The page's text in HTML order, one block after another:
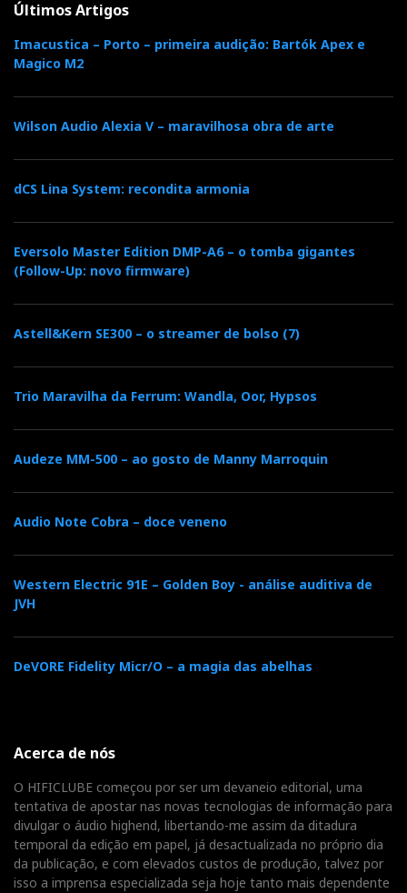
Últimos Artigos
Imacustica – Porto – primeira audição: Bartók Apex e
Magico M2
Wilson Audio Alexia V – maravilhosa obra de arte
dCS Lina System: recondita armonia
Eversolo Master Edition DMP-A6 – o tomba gigantes
(Follow-Up: novo firmware)
Astell&Kern SE300 – o streamer de bolso (7)
Trio Maravilha da Ferrum: Wandla, Oor, Hypsos
Audeze MM-500 – ao gosto de Manny Marroquin
Audio Note Cobra – doce veneno
Western Electric 91E – Golden Boy - análise auditiva de
JVH
DeVORE Fidelity Micr/O – a magia das abelhas
Acerca de nós
O HIFICLUBE começou por ser um devaneio editorial, uma
tentativa de apostar nas novas tecnologias de informação para
divulgar o áudio highend, libertando-me assim da ditadura
temporal da edição em papel, já desactualizada no próprio dia
da publicação, e com elevados custos de produção, talvez por
isso a imprensa especializada seja hoje tanto mais dependente